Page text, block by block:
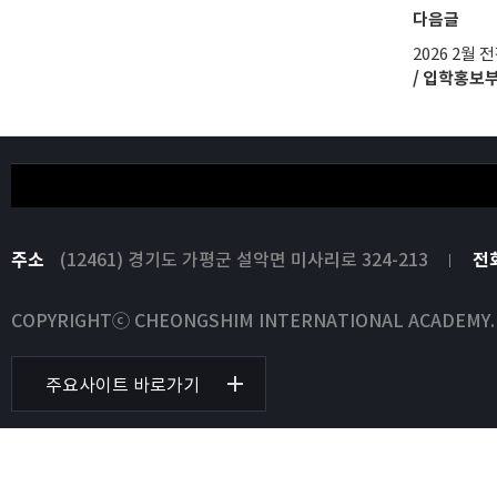
다음글
2026 2월
/ 입학홍보
주소 (12461) 경기도 가평군 설악면 미사리로 324-213 전
COPYRIGHTⓒ CHEONGSHIM INTERNATIONAL
주요사이트 바로가기